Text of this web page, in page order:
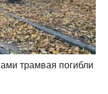
трамвая погибли